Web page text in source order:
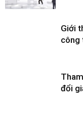
Giới
công
đổi